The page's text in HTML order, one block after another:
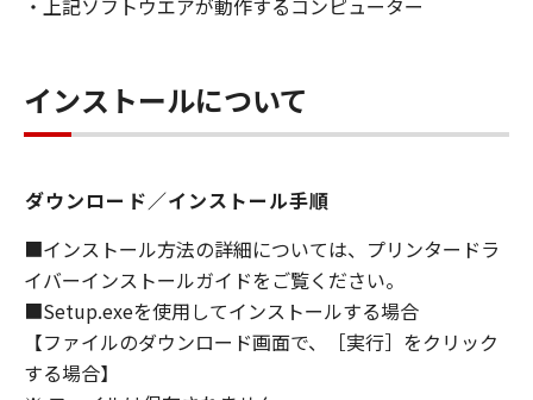
YOUR REQUIREMENTS OR THAT THE
[NO LIABILITY FOR DAMAGES] IN NO EVENT
SHALL EITHER CANON, CANON'S
LICENSORS BE LIABLE FOR ANY DAMAGES
WHATSOEVER (INCLUDING WITHOUT
LIMITATION, LOSS OF BUSINESS PROFITS,
LOSS OF BUSINESS INFORMATION, LOSS OF
BUSINESS INTERRUPTION OR OTHER
COMPENSATORY, INCIDENTAL OR
CONSEQUENTIAL DAMAGES) ARISING OUT OF
・上記ソフトウエアが動作するコンピューター
インストールについて
ダウンロード／インストール手順
■インストール方法の詳細については、プリンタードラ
イバーインストールガイドをご覧ください。
■Setup.exeを使用してインストールする場合
【ファイルのダウンロード画面で、［実行］をクリック
する場合】